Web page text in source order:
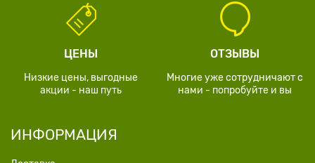
ЦЕНЫ
Низкие цены, выгодные
акции - наш путь
ОТЗЫВЫ
Многие уже сотрудничают с
нами - попробуйте и вы
ИНФОРМАЦИЯ